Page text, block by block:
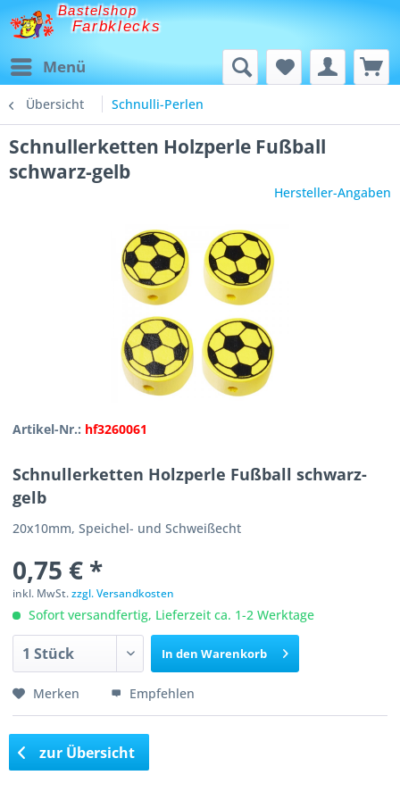
Bastelshop
Farbklecks
Menü
Übersicht Schnulli-Perlen
Schnullerketten Holzperle Fußball
schwarz-gelb
Hersteller-Angaben
Artikel-Nr.: hf3260061
Schnullerketten Holzperle Fußball schwarz-
gelb
20x10mm, Speichel- und Schweißecht
0,75 € *
inkl. MwSt.zzgl. Versandkosten
Sofort versandfertig, Lieferzeit ca. 1-2 Werktage
In den Warenkorb
Merken Empfehlen
zur Übersicht